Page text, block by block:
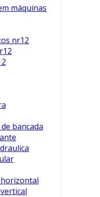
máquinas
nr12
bancada